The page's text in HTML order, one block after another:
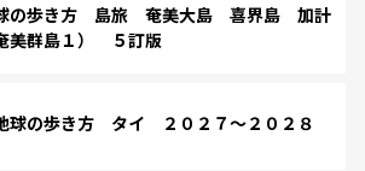
の歩き方 島旅 奄美大島 喜界島 加計
美群島１） ５訂版
球の歩き方 タイ ２０２７～２０２８